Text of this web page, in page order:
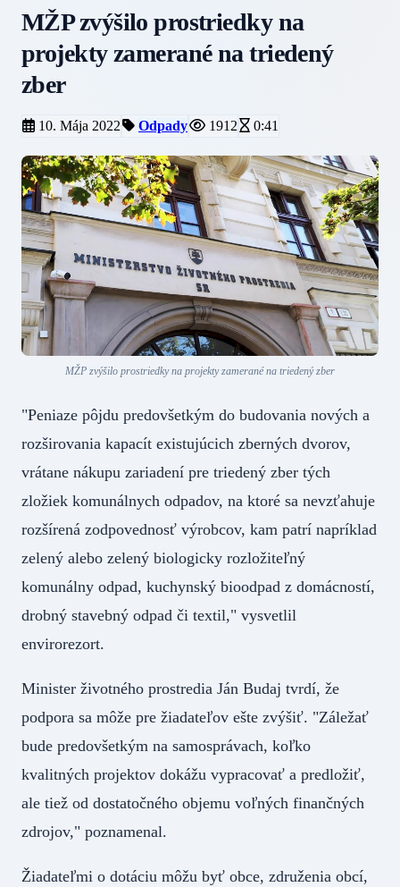
MŽP zvýšilo prostriedky na
projekty zamerané na triedený
zber
10. Mája 2022 Odpady 1912 0:41
MŽP zvýšilo prostriedky na projekty zamerané na triedený zber
"Peniaze pôjdu predovšetkým do budovania nových a
rozširovania kapacít existujúcich zberných dvorov,
vrátane nákupu zariadení pre triedený zber tých
zložiek komunálnych odpadov, na ktoré sa nevzťahuje
rozšírená zodpovednosť výrobcov, kam patrí napríklad
zelený alebo zelený biologicky rozložiteľný
komunálny odpad, kuchynský bioodpad z domácností,
drobný stavebný odpad či textil," vysvetlil
envirorezort.
Minister životného prostredia Ján Budaj tvrdí, že
podpora sa môže pre žiadateľov ešte zvýšiť. "Záležať
bude predovšetkým na samosprávach, koľko
kvalitných projektov dokážu vypracovať a predložiť,
ale tiež od dostatočného objemu voľných finančných
zdrojov," poznamenal.
Žiadateľmi o dotáciu môžu byť obce, združenia obcí,